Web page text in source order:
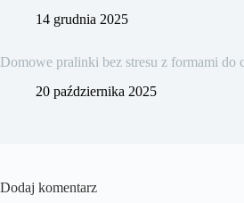
14 grudnia 2025
Domowe pralinki bez stresu z formami do
20 października 2025
Dodaj komentarz